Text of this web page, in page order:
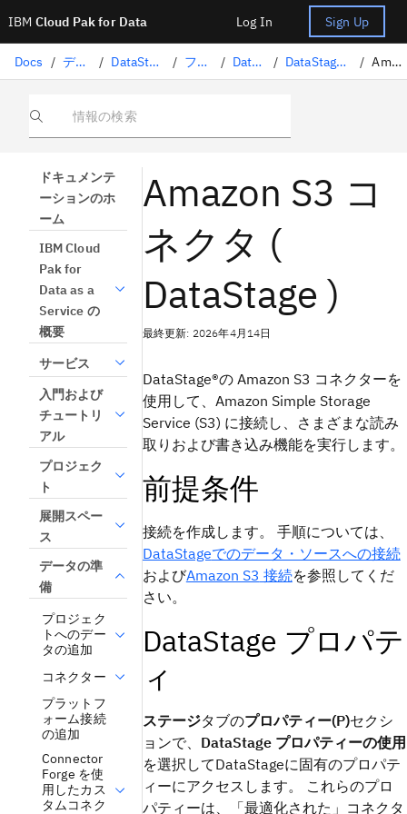
IBM Cloud Pak for Data Log In Sign Up
Docs / データの準備 / DataStage を使用したデータの変換 / フローの設計 / DataStage コネクター / DataStage でサポートされるデータ・ソース / Amazon S3 コネクター
情報の検索
ドキュメンテ
ーションのホ
ーム
IBM Cloud
Pak for
Data as a
Service の
概要
サービス
入門および
チュートリ
アル
プロジェク
ト
展開スペー
ス
データの準
備
プロジェク
トへのデー
タの追加
コネクター
プラットフ
ォーム接続
の追加
Connector
Forge を使
用したカス
タムコネク
Amazon S3 コ
ネクタ (
DataStage )
最終更新: 2026年4月14日
DataStage®の Amazon S3 コネクターを
使用して、Amazon Simple Storage
Service (S3) に接続し、さまざまな読み
取りおよび書き込み機能を実行します。
前提条件
接続を作成します。 手順については、
DataStageでのデータ・ソースへの接続
およびAmazon S3 接続を参照してくだ
さい。
DataStage プロパテ
ィ
ステージタブのプロパティー(P)セクシ
ョンで、 DataStage プロパティーの使用
を選択してDataStageに固有のプロパテ
ィーにアクセスします。 これらのプロ
パティーは、「最適化された」コネクタ